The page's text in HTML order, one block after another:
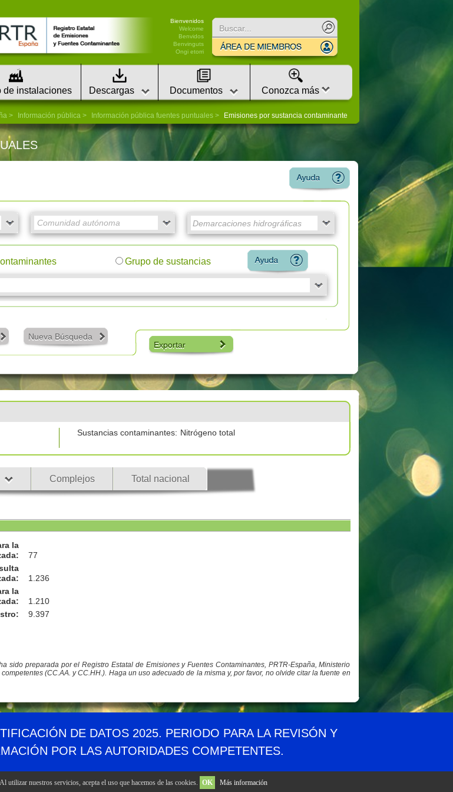
Bienvenidos
Welcome
Benvidos
Benvinguts
Ongi etorri
de instalaciones Descargas Documentos Conozca más
Información pública Información pública fuentes puntuales Emisiones por sustancia contaminante
Grupo de sustancias
Nueva Búsqueda
Exportar
Sustancias contaminantes: Nitrógeno total
Complejos Total nacional
la
:
77
:
1.236
la
:
1.210
: 9.397
sido preparada por el Registro Estatal de Emisiones y Fuentes Contaminantes, PRTR-España, Ministerio
(CC.AA. y CC.HH.). Haga un uso adecuado de la misma y, por favor, no olvide citar la fuente en
Mapa web Canales RSS Enlaces Accesibilidad Aviso legal Privacidad Contacto
DE DATOS 2025. PERIODO PARA LA REVISÓN Y
POR LAS AUTORIDADES COMPETENTES.
utilizar nuestros servicios, acepta el uso que hacemos de las cookies. OK Más información